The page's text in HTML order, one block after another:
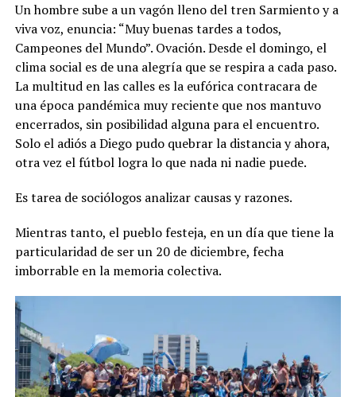
Un hombre sube a un vagón lleno del tren Sarmiento y a
viva voz, enuncia: “Muy buenas tardes a todos,
Campeones del Mundo”. Ovación. Desde el domingo, el
clima social es de una alegría que se respira a cada paso.
La multitud en las calles es la eufórica contracara de
una época pandémica muy reciente que nos mantuvo
encerrados, sin posibilidad alguna para el encuentro.
Solo el adiós a Diego pudo quebrar la distancia y ahora,
otra vez el fútbol logra lo que nada ni nadie puede.
Es tarea de sociólogos analizar causas y razones.
Mientras tanto, el pueblo festeja, en un día que tiene la
particularidad de ser un 20 de diciembre, fecha
imborrable en la memoria colectiva.